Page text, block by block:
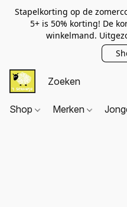
Stapelkorting op de
5+ is 50% korting! De
winkelmand.
Shop Merken